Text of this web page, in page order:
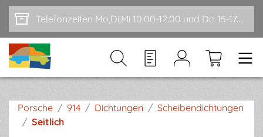
Zum Hauptinhalt springen Telefonzeiten Mo,Di,Mi 10.00-12.00 und Do 15-17.00
Porsche / 914 / Dichtungen / Scheibendichtungen
/ Seitlich